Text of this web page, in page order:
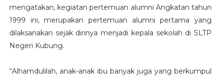
mengatakan, kegiatan pertemuan alumni Angkatan tahun
1999 ini, merupakan pertemuan alumni pertama yang
dilaksanakan sejak dirinya menjadi kepala sekolah di SLTP
Negeri Kubung.
“Alhamdulilah, anak-anak ibu banyak juga yang berkumpul